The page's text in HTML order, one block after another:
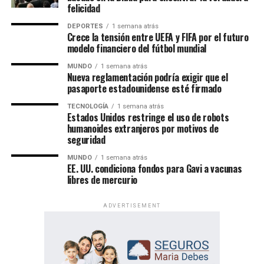
Conecta con Enfoque Now en todas nuestras Redes
Sociales:
Instagram :@EnfoqueNow
Facebook:@EnfoqueNow
Twitter:@EnfoqueNow
Youtube:@EnfoqueNow
Encuentra más notas como esta aquí: MUNDO
TEMAS RELACIONADOS: ATENTADO EVACUACION
MAS ATENTADOS TERRORISTA
ciudad de Nueva Orleans
Un evento de alcance mundial
Las Asambleas Regionales “Felices para siempre” se
celebran en más de 230 países, mediante la organización
de más de 6,000 asambleas presentadas en más de 500
Por su parte, las Asambleas Internacionales ofrecerán el
permitiendo que personas de diversas culturas e idiomas
participen de un mismo contenido bíblico.
felicidad
DEPORTES 1 semana atrás
Crece la tensión entre UEFA y FIFA por el futuro
modelo financiero del fútbol mundial
MUNDO 1 semana atrás
Nueva reglamentación podría exigir que el
pasaporte estadounidense esté firmado
TECNOLOGÍA 1 semana atrás
Estados Unidos restringe el uso de robots
humanoides extranjeros por motivos de
seguridad
MUNDO 1 semana atrás
EE. UU. condiciona fondos para Gavi a vacunas
libres de mercurio
ADVERTISEMENT